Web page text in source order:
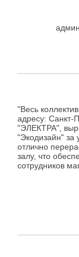
"Весь
адресу: Санкт-
"ЭЛЕКТРА",
"Экодизайн" за
отлично
залу, что
сотрудников